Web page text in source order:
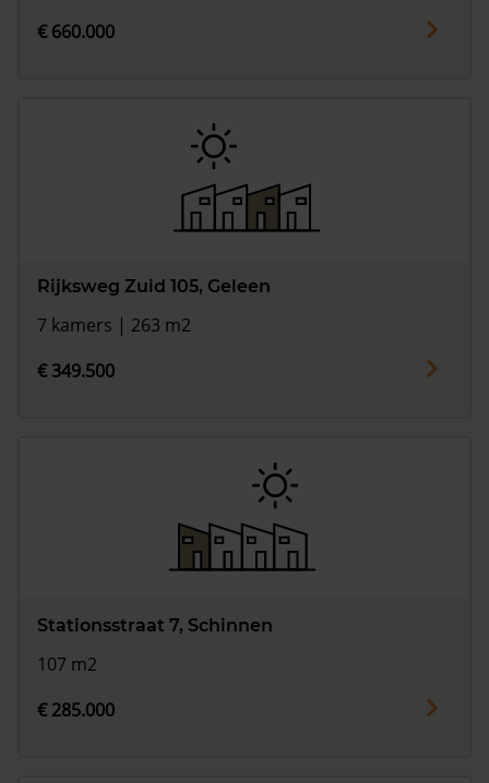
€ 660.000
Rijksweg Zuid 105, Geleen
7 kamers | 263 m2
€ 349.500
Stationsstraat 7, Schinnen
107 m2
€ 285.000